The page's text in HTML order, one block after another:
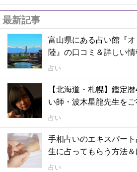
最新記事
富山県にある占い館『
陸』の口コミ＆詳しい情
占い
【北海道・札幌】鑑定
い師・波木星龍先生をご
占い
手相占いのエキスパー
生に占ってもらう方法＆
占い